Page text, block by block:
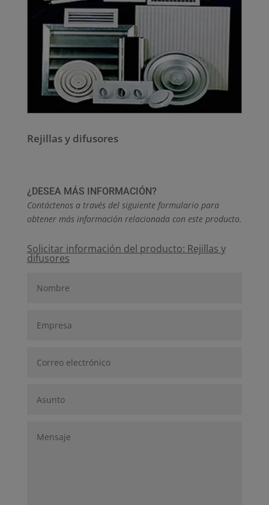
Rejillas y difusores
¿DESEA MÁS INFORMACIÓN?
Contáctenos a través del siguiente formulario para
obtener más información relacionada con este producto.
Solicitar información del producto: Rejillas y
difusores